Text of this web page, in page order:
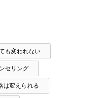
も変われない
セリング
は変えられる